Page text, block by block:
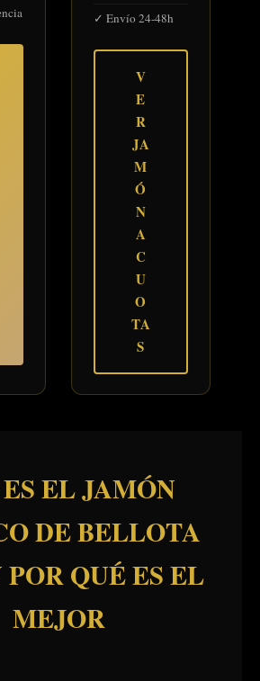
✓ Envío 24-48h
V
E
R
JA
M
Ó
N
A
C
U
O
TA
S
EL JAMÓN
DE BELLOTA
POR QUÉ ES EL
MEJOR